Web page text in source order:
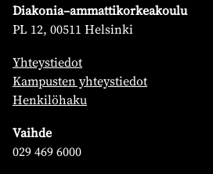
Diakonia–ammattikorkeakoulu
PL 12, 00511 Helsinki
Yhteystiedot
Kampusten yhteystiedot
Henkilöhaku
Vaihde
029 469 6000